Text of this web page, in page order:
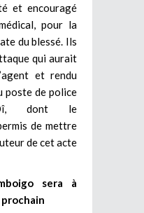
et encouragé
pour la
du blessé. Ils
qui aurait
et rendu
poste de police
dont le
de mettre
de cet acte
sera à